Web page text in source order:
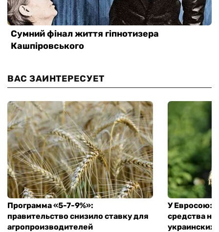
ВАС ЗАИНТЕРЕСУЕТ
Программа «5-7-9%»:
правительство снизило ставку для
агропроизводителей
У
средства